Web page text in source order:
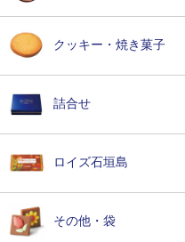
クッキー・焼き菓子
詰合せ
ロイズ石垣島
その他・袋